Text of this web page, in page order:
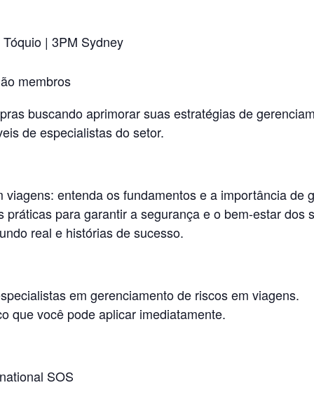
| 3PM Sydney
membros
buscando aprimorar suas estratégias de
de especialistas do setor.
entenda os fundamentos e a importância de
para garantir a segurança e o bem-estar dos
real e histórias de sucesso.
em gerenciamento de riscos em viagens.
que você pode aplicar imediatamente.
SOS